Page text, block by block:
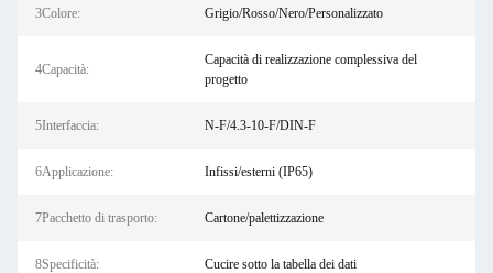
3Colore: Grigio/Rosso/Nero/Personalizzato
4Capacità:
Capacità di realizzazione complessiva del
progetto
5Interfaccia: N-F/4.3-10-F/DIN-F
6Applicazione: Infissi/esterni (IP65)
7Pacchetto di trasporto: Cartone/palettizzazione
8Specificità: Cucire sotto la tabella dei dati